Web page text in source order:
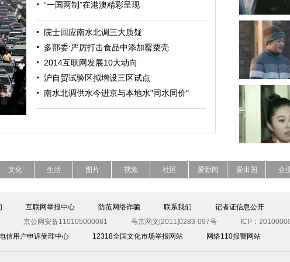
“一国两制”在港澳精彩呈现
院士回应南水北调三大质疑
多部委:严厉打击食品中添加罂粟壳
2014互联网发展10大动向
沪自贸试验区拟增设三区试点
南水北调供水今进京与本地水"同水同价"
文化 生活 图片 视频 社区 爱新闻 爱出国 企
互联网举报中心 防范网络诈骗 联系我们
记者证信息公开
京公网安备110105000081
号京网文[2011]0283-097号
ICP：
信用户申诉受理中心
12318全国文化市场举报网站 网络110报警网站